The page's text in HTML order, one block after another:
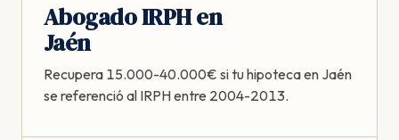
Abogado IRPH en
Jaén
Recupera 15.000-40.000€ si tu hipoteca en Jaén
se referenció al IRPH entre 2004-2013.